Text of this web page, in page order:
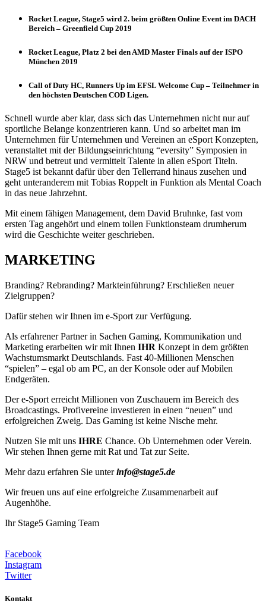
Rocket League, Stage5 wird 2. beim größten Online Event im DACH
Bereich – Greenfield Cup 2019
Rocket League, Platz 2 bei den AMD Master Finals auf der ISPO
München 2019
Call of Duty HC, Runners Up im EFSL Welcome Cup – Teilnehmer in
den höchsten Deutschen COD Ligen.
Schnell wurde aber klar, dass sich das Unternehmen nicht nur auf
sportliche Belange konzentrieren kann. Und so arbeitet man im
Unternehmen für Unternehmen und Vereinen an eSport Konzepten,
veranstaltet mit der Bildungseinrichtung “eversity” Symposien in
NRW und betreut und vermittelt Talente in allen eSport Titeln.
Stage5 ist bekannt dafür über den Tellerrand hinaus zusehen und
geht unteranderem mit Tobias Roppelt in Funktion als Mental Coach
in das neue Jahrzehnt.
Mit einem fähigen Management, dem David Bruhnke, fast vom
ersten Tag angehört und einem tollen Funktionsteam drumherum
wird die Geschichte weiter geschrieben.
MARKETING
Branding? Rebranding? Markteinführung? Erschließen neuer
Zielgruppen?
Dafür stehen wir Ihnen im e-Sport zur Verfügung.
Als erfahrener Partner in Sachen Gaming, Kommunikation und
Marketing erarbeiten wir mit Ihnen IHR Konzept in dem größten
Wachstumsmarkt Deutschlands. Fast 40-Millionen Menschen
“spielen” – egal ob am PC, an der Konsole oder auf Mobilen
Endgeräten.
Der e-Sport erreicht Millionen von Zuschauern im Bereich des
Broadcastings. Profivereine investieren in einen “neuen” und
erfolgreichen Zweig. Das Gaming ist keine Nische mehr.
Nutzen Sie mit uns IHRE Chance. Ob Unternehmen oder Verein.
Wir stehen Ihnen gerne mit Rat und Tat zur Seite.
Mehr dazu erfahren Sie unterinfo@stage5.de
Wir freuen uns auf eine erfolgreiche Zusammenarbeit auf
Augenhöhe.
Ihr Stage5 Gaming Team
Facebook
Instagram
Twitter
Kontakt